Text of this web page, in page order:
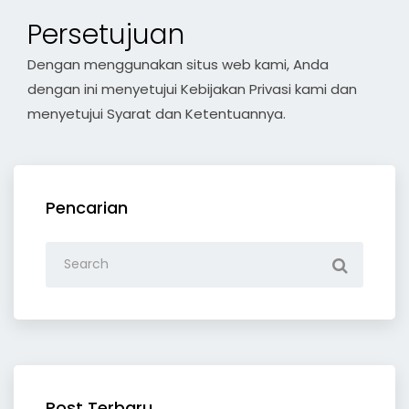
Persetujuan
Dengan menggunakan situs web kami, Anda
dengan ini menyetujui Kebijakan Privasi kami dan
menyetujui Syarat dan Ketentuannya.
Pencarian